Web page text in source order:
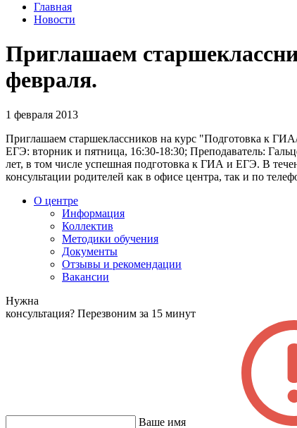
Главная
Новости
Приглашаем
февраля.
1 февраля 2013
Приглашаем старшеклассников на курс "Подготовка к
ЕГЭ: вторник и пятница, 16:30-18:30; Преподаватель:
лет, в том числе успешная подготовка к ГИА и ЕГЭ. В
консультации родителей как в офисе центра, так и по
О центре
Информация
Коллектив
Методики обучения
Документы
Отзывы и рекомендации
Вакансии
Нужна
консультация? Перезвоним за 15 минут
Ваше имя